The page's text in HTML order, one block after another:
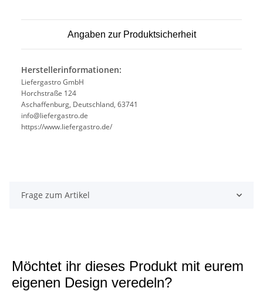
Angaben zur Produktsicherheit
Herstellerinformationen:
Liefergastro GmbH
Horchstraße 124
Aschaffenburg, Deutschland, 63741
info@liefergastro.de
https://www.liefergastro.de/
Frage zum Artikel
Möchtet ihr dieses Produkt mit eurem
eigenen Design veredeln?